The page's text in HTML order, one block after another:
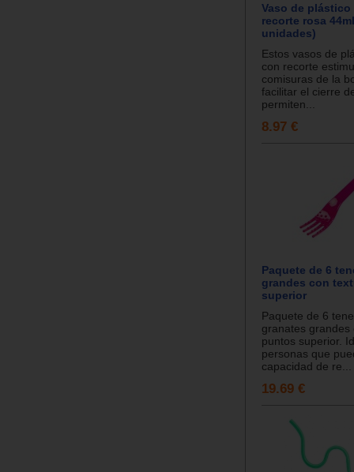
Vaso de
recorte rosa
unidades)
Estos vasos de
con recorte
comisuras de la
facilitar el cierre
permiten...
8.97 €
Paquete de 6
grandes con
superior
Paquete de 6
granates grandes
puntos superior.
personas que
capacidad de re...
19.69 €